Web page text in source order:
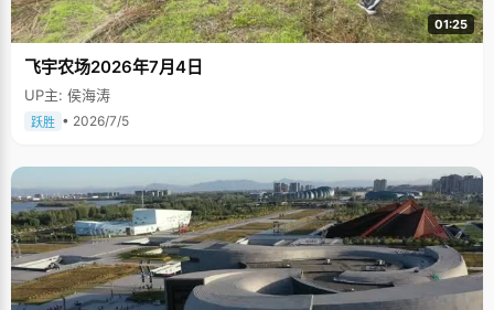
01:25
飞宇农场2026年7月4日
UP主: 侯海涛
跃胜 • 2026/7/5